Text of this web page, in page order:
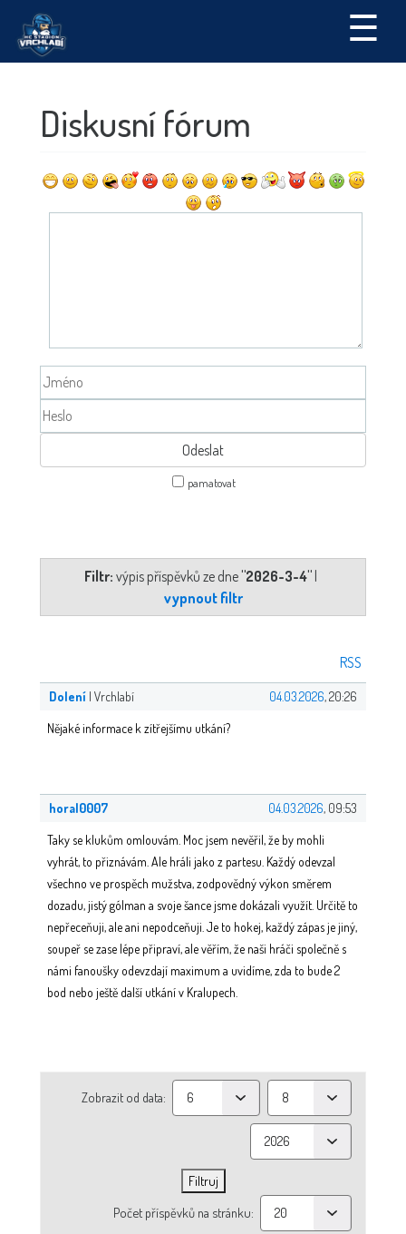
☰
Diskusní fórum
pamatovat
Filtr: výpis příspěvků ze dne"2026-3-4"|
vypnout filtr
RSS
Dolení | Vrchlabí 04.03.2026, 20:26
Nějaké informace k zítřejšímu utkání?
horal0007 04.03.2026, 09:53
Taky se klukům omlouvám. Moc jsem nevěřil, že by mohli
vyhrát, to přiznávám. Ale hráli jako z partesu. Každý odevzal
všechno ve prospěch mužstva, zodpovědný výkon směrem
dozadu, jistý gólman a svoje šance jsme dokázali využít. Určitě to
nepřeceňuji, ale ani nepodceňuji. Je to hokej, každý zápas je jiný,
soupeř se zase lépe připraví, ale věřím, že naši hráči společně s
námi fanoušky odevzdají maximum a uvidíme, zda to bude 2
bod nebo ještě další utkání v Kralupech.
Zobrazit od data:
Počet příspěvků na stránku: